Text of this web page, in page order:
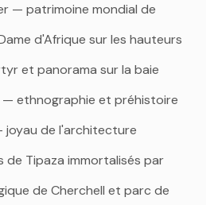
— patrimoine mondial de
d'Afrique sur les hauteurs
et panorama sur la baie
— ethnographie et préhistoire
joyau de l'architecture
de Tipaza immortalisés par
de Cherchell et parc de